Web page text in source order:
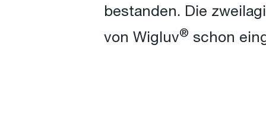
bestanden. Die
von Wigluv® schon